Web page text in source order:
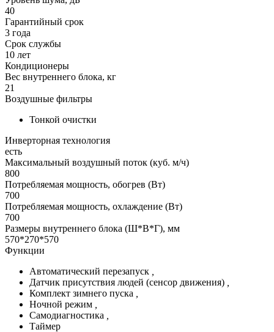
40
Гарантийный срок
3 года
Срок службы
10 лет
Кондиционеры
Вес внутреннего блока, кг
21
Воздушные фильтры
Тонкой очистки
Инверторная технология
есть
Максимальный воздушный поток (куб. м/ч)
800
Потребляемая мощность, обогрев (Вт)
700
Потребляемая мощность, охлаждение (Вт)
700
Размеры внутреннего блока (Ш*В*Г), мм
570*270*570
Функции
Автоматический перезапуск
Датчик присутствия людей (сенсор движения)
Комплект зимнего пуска
Ночной режим
Самодиагностика
Таймер